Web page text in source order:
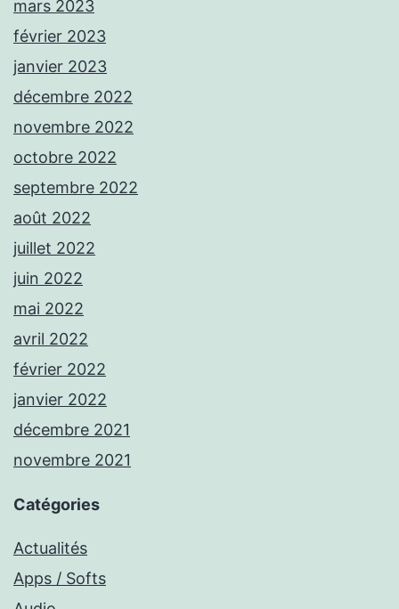
mars 2023
février 2023
janvier 2023
décembre 2022
novembre 2022
octobre 2022
septembre 2022
août 2022
juillet 2022
juin 2022
mai 2022
avril 2022
février 2022
janvier 2022
décembre 2021
novembre 2021
Catégories
Actualités
Apps / Softs